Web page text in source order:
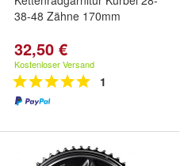
38-48 Zähne 170mm
32,50 €
Kostenloser Versand
1